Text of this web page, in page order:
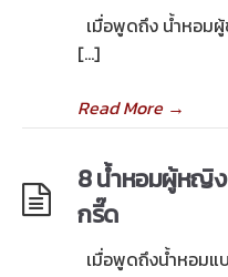
เมื่อพูดถึง น้ำหอม
[…]
Read More→
8 น้ำหอมผู้หญิ
กรี๊ด
เมื่อพูดถึงน้ำหอมแ